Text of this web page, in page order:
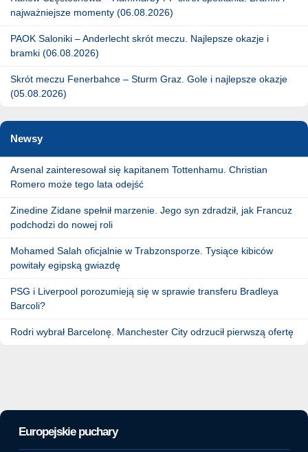
najważniejsze momenty (06.08.2026)
PAOK Saloniki – Anderlecht skrót meczu. Najlepsze okazje i
bramki (06.08.2026)
Skrót meczu Fenerbahce – Sturm Graz. Gole i najlepsze okazje
(05.08.2026)
Newsy
Arsenal zainteresował się kapitanem Tottenhamu. Christian
Romero może tego lata odejść
Zinedine Zidane spełnił marzenie. Jego syn zdradził, jak Francuz
podchodzi do nowej roli
Mohamed Salah oficjalnie w Trabzonsporze. Tysiące kibiców
powitały egipską gwiazdę
PSG i Liverpool porozumieją się w sprawie transferu Bradleya
Barcoli?
Rodri wybrał Barcelonę. Manchester City odrzucił pierwszą ofertę
Europejskie puchary